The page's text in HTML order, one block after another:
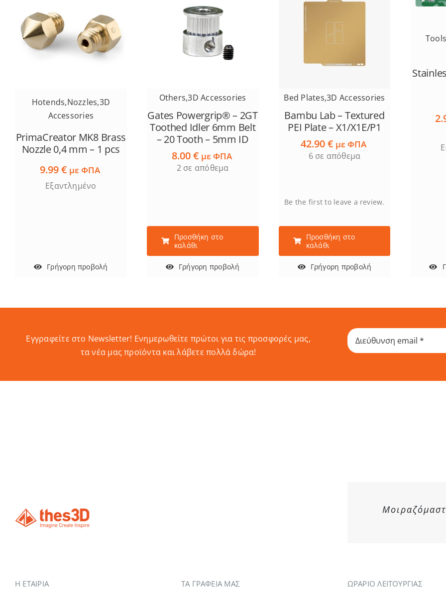
Hotends,Nozzles,3D
Accessories
PrimaCreator MK8 Brass
Nozzle 0,4 mm – 1 pcs
9.99€ με ΦΠΑ
Εξαντλημένο
Γρήγορη προβολή
Others,3D Accessories
Gates Powergrip® – 2GT
Toothed Idler 6mm Belt
– 20 Tooth – 5mm ID
8.00€ με ΦΠΑ
2 σε απόθεμα
Προσθήκη στο
καλάθι
Γρήγορη προβολή
Bed Plates,3D Accessories
Bambu Lab – Textured
PEI Plate – X1/X1E/P1
42.90€ με ΦΠΑ
6 σε απόθεμα
Be the first to leave a review.
Προσθήκη στο
καλάθι
Γρήγορη προβολή
Tools
Εγγραφείτε στο Newsletter! Eνημερωθείτε πρώτοι για τις προσφορές μας,
τα νέα μας προϊόντα και λάβετε πολλά δώρα!
Η ΕΤΑΙΡΊΑ ΤΑ ΓΡΑΦΕΙΑ ΜΑΣ ΩΡΑΡΙΟ ΛΕΙΤΟΥΡΓΙΑΣ